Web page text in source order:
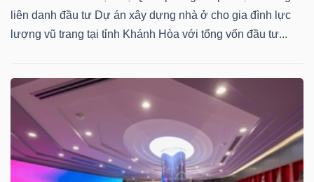
liên danh đầu tư Dự án xây dựng nhà ở cho gia đình lực
lượng vũ trang tại tỉnh Khánh Hòa với tổng vốn đầu tư...
TIÊU
DÙNG
THIẾT
YẾU